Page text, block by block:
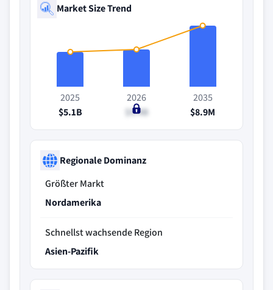
Market Size Trend
2025
$5.1B
2026
$5.4B
2035
$8.9M
Regionale Dominanz
Größter Markt
Nordamerika
Schnellst wachsende Region
Asien-Pazifik